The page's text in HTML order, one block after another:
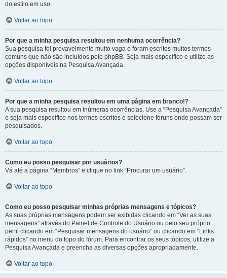
do estilo em uso.
Voltar ao topo
Por que a minha pesquisa resultou em nenhuma ocorrência?
Sua pesquisa foi provavelmente muito vaga e foram escritos muitos termos
comuns que não são incluídos pelo phpBB. Seja mais específico e utilize as
opções disponíveis na Pesquisa Avançada.
Voltar ao topo
Por que a minha pesquisa resultou em uma página em branco!?
A sua pesquisa resultou em inúmeras ocorrências. Use a “Pesquisa Avançada”
e seja mais específico nos termos escritos e selecione fóruns onde possam ser
pesquisados.
Voltar ao topo
Como eu posso pesquisar por usuários?
Vá até a página “Membros” e clique no link “Procurar um usuário”.
Voltar ao topo
Como eu posso pesquisar minhas próprias mensagens e tópicos?
As suas próprias mensagens podem ser exibidas clicando em “Ver as suas
mensagens” através do Painel de Controle do Usuário ou pelo seu próprio
perfil clicando em “Pesquisar mensagens do usuário” ou clicando em “Links
rápidos” no menu do topo do fórum. Para encontrar os seus tópicos, utilize a
Pesquisa Avançada e preencha as diversas opções apropriadamente.
Voltar ao topo